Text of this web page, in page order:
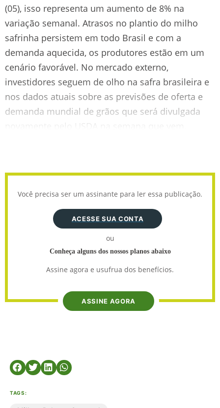
(05), isso representa um aumento de 8% na
variação semanal. Atrasos no plantio do milho
safrinha persistem em todo Brasil e com a
demanda aquecida, os produtores estão em um
cenário favorável. No mercado externo,
investidores seguem de olho na safra brasileira e
nos dados atuais sobre as previsões de oferta e
demanda mundial de grãos que será divulgada
novamente pelo USDA na semana que vem.
Você precisa ser um assinante para ler essa publicação.
ACESSE SUA CONTA
ou
Conheça alguns dos nossos planos abaixo
Assine agora e usufrua dos benefícios.
ASSINE AGORA
TAGS: